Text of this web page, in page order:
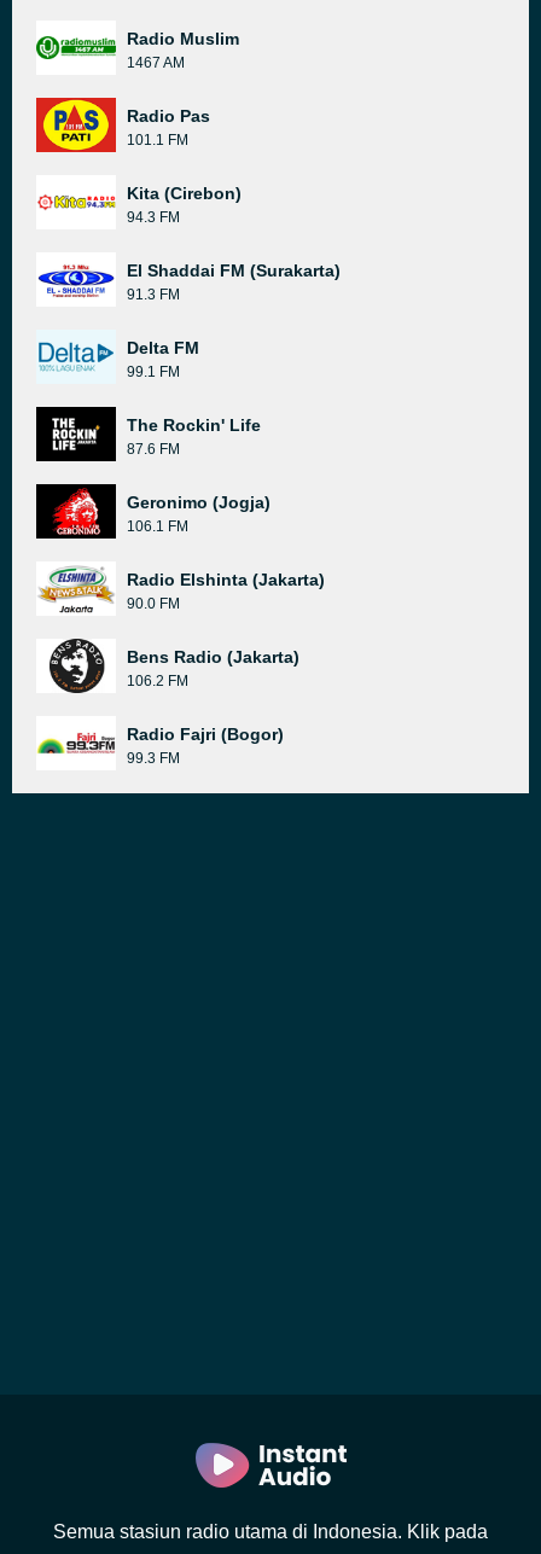
Radio Muslim
1467 AM
Radio Pas
101.1 FM
Kita (Cirebon)
94.3 FM
El Shaddai FM (Surakarta)
91.3 FM
Delta FM
99.1 FM
The Rockin' Life
87.6 FM
Geronimo (Jogja)
106.1 FM
Radio Elshinta (Jakarta)
90.0 FM
Bens Radio (Jakarta)
106.2 FM
Radio Fajri (Bogor)
99.3 FM
Semua stasiun radio utama di Indonesia. Klik pada